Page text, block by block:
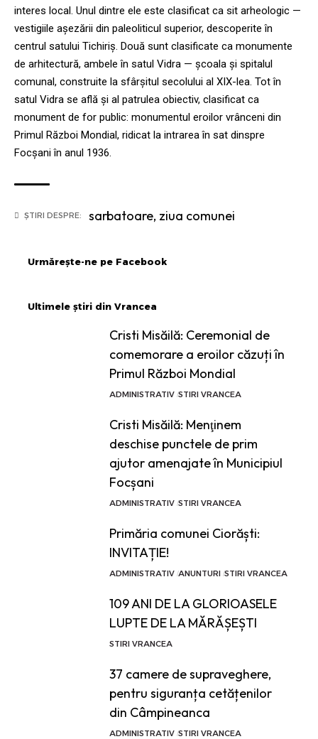
interes local. Unul dintre ele este clasificat ca sit arheologic —
vestigiile așezării din paleoliticul superior, descoperite în
centrul satului Tichiriș. Două sunt clasificate ca monumente
de arhitectură, ambele în satul Vidra — școala și spitalul
comunal, construite la sfârșitul secolului al XIX-lea. Tot în
satul Vidra se află și al patrulea obiectiv, clasificat ca
monument de for public: monumentul eroilor vrânceni din
Primul Război Mondial, ridicat la intrarea în sat dinspre
Focșani în anul 1936.
ȘTIRI DESPRE: sarbatoare, ziua comunei
Urmărește-ne pe Facebook
Ultimele știri din Vrancea
Cristi Misăilă: Ceremonial de
comemorare a eroilor căzuți în
Primul Război Mondial
ADMINISTRATIV STIRI VRANCEA
Cristi Misăilă: Menţinem
deschise punctele de prim
ajutor amenajate în Municipiul
Focșani
ADMINISTRATIV STIRI VRANCEA
Primăria comunei Ciorăști:
INVITAȚIE!
ADMINISTRATIV ANUNTURI STIRI VRANCEA
109 ANI DE LA GLORIOASELE
LUPTE DE LA MĂRĂȘEȘTI
STIRI VRANCEA
37 camere de supraveghere,
pentru siguranța cetățenilor
din Câmpineanca
ADMINISTRATIV STIRI VRANCEA